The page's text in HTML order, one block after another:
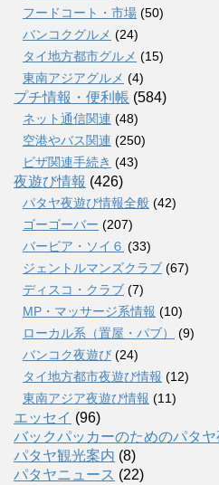
フードコート・市場 (50)
バンコクグルメ (24)
タイ地方都市グルメ (15)
東南アジアグルメ (4)
プチ情報・便利帳 (584)
ネット通信関連 (48)
空港やバス関連 (250)
ビザ関連手続き (43)
夜遊び情報 (426)
パタヤ夜遊び情報全般 (42)
ゴーゴーバー (207)
バービア・ソイ６ (33)
ジェントルマンズクラブ (67)
ディスコ・クラブ (7)
MP・マッサージ系情報 (10)
ローカル系（置屋・パブ）
(9)
バンコク夜遊び (24)
タイ地方都市夜遊び情報 (12)
東南アジア夜遊び情報 (11)
エッセイ (96)
バックパッカーのためのパタ
パタヤ観光案内 (8)
パタヤニュース (22)